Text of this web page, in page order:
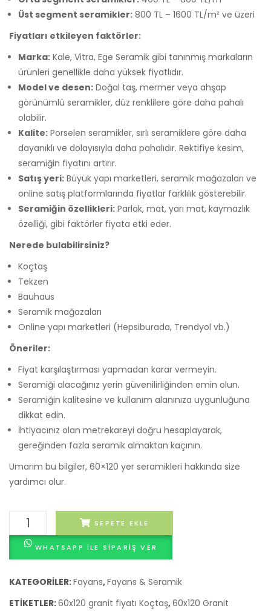
Üst segment seramikler: 800 TL – 1600 TL/m² ve üzeri
Fiyatları etkileyen faktörler:
Marka: Kale, Vitra, Ege Seramik gibi tanınmış markaların
ürünleri genellikle daha yüksek fiyatlıdır.
Model ve desen: Doğal taş, mermer veya ahşap
görünümlü seramikler, düz renklilere göre daha pahalı
olabilir.
Kalite: Porselen seramikler, sırlı seramiklere göre daha
dayanıklı ve dolayısıyla daha pahalıdır. Rektifiye kesim,
seramiğin fiyatını artırır.
Satış yeri: Büyük yapı marketleri, seramik mağazaları ve
online satış platformlarında fiyatlar farklılık gösterebilir.
Seramiğin özellikleri: Parlak, mat, yarı mat, kaymazlık
özelliği, gibi faktörler fiyata etki eder.
Nerede bulabilirsiniz?
Koçtaş
Tekzen
Bauhaus
Seramik mağazaları
Online yapı marketleri (Hepsiburada, Trendyol vb.)
Öneriler:
Fiyat karşılaştırması yapmadan karar vermeyin.
Seramiği alacağınız yerin güvenilirliğinden emin olun.
Seramiğin kalitesine ve kullanım alanınıza uygunluğuna
dikkat edin.
İhtiyacınız olan metrekareyi doğru hesaplayarak,
gereğinden fazla seramik almaktan kaçının.
Umarım bu bilgiler, 60×120 yer seramikleri hakkında size
yardımcı olur.
fayans
modelleri
SEPETE EKLE
WHATSAPP ILE SIPARIŞ VER
KATEGORILER:Fayans,Fayans & Seramik
ETIKETLER:60x120 granit fiyatı Koçtaş,60x120 Granit